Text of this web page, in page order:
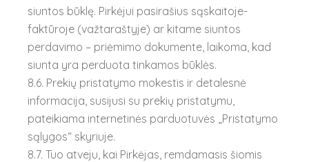
siuntos būklę. Pirkėjui pasirašius sąskaitoje-
faktūroje (važtaraštyje) ar kitame siuntos
perdavimo – priėmimo dokumente, laikoma, kad
siunta yra perduota tinkamos būklės.
8.6. Prekių pristatymo mokestis ir detalesnė
informacija, susijusi su prekių pristatymu,
pateikiama internetinės parduotuvės „Pristatymo
sąlygos“ skyriuje.
8.7. Tuo atveju, kai Pirkėjas, remdamasis šiomis